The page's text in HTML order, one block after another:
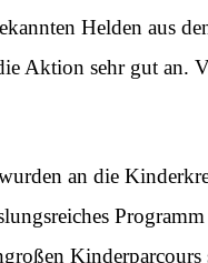
Helden aus
Aktion sehr gut an.
an die